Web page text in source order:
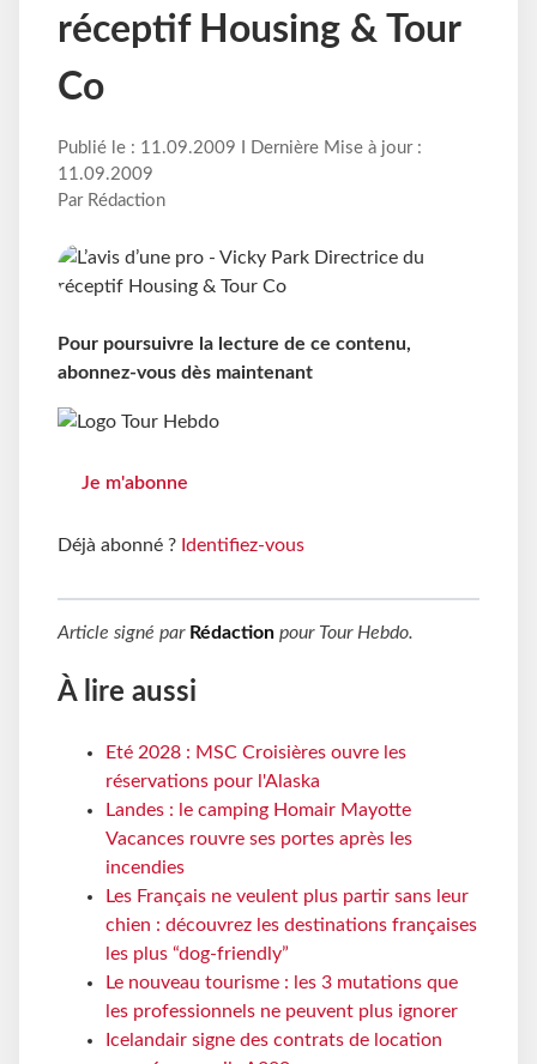
réceptif Housing & Tour
Co
Publié le : 11.09.2009 I Dernière Mise à jour :
11.09.2009
Par Rédaction
Pour poursuivre la lecture de ce contenu,
abonnez-vous dès maintenant
Je m'abonne
Déjà abonné ? Identifiez-vous
Article signé par Rédaction pour Tour Hebdo.
À lire aussi
Eté 2028 : MSC Croisières ouvre les
réservations pour l'Alaska
Landes : le camping Homair Mayotte
Vacances rouvre ses portes après les
incendies
Les Français ne veulent plus partir sans leur
chien : découvrez les destinations françaises
les plus “dog-friendly”
Le nouveau tourisme : les 3 mutations que
les professionnels ne peuvent plus ignorer
Icelandair signe des contrats de location